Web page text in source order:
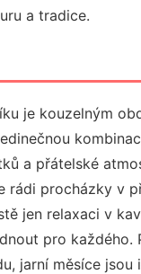
a tradice.
je kouzelným
a přátelské
rádi procházky v
jen relaxaci v
pro každého.
jarní měsíce jsou